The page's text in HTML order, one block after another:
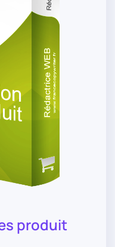
produit